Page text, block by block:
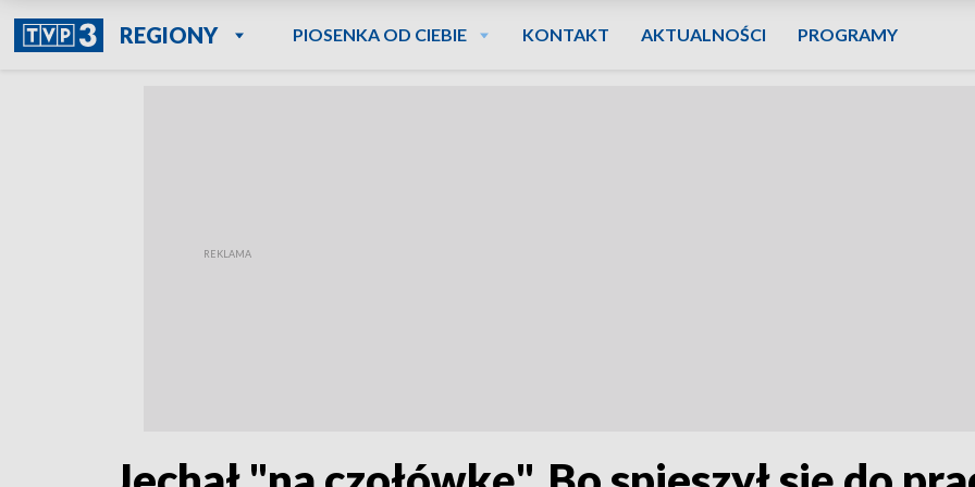
REGIONY PIOSENKA OD CIEBIE KONTAKT AKTUALNOŚCI PROGRAMY